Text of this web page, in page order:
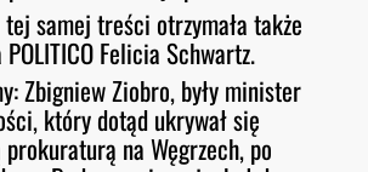
samej treści otrzymała także
Felicia Schwartz.
Zbigniew Ziobro, były minister
który dotąd ukrywał się
na Węgrzech, po